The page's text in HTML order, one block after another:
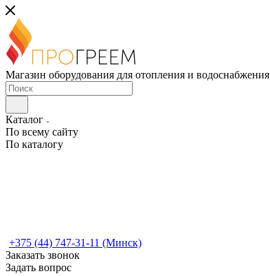
Магазин оборудования для отопления и водоснабжения
Каталог
По всему сайту
По каталогу
+375 (44) 747-31-11 (Минск)
Заказать звонок
Задать вопрос